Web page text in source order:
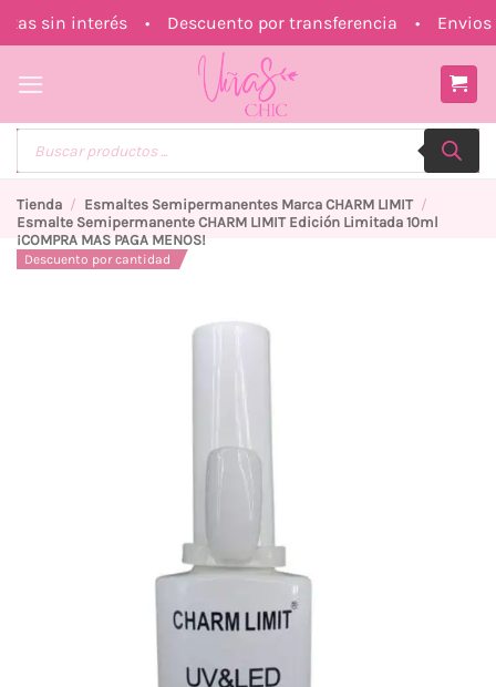
al
sin interés • Descuento por transferencia • Envios
Búsqueda
Tienda / Esmaltes Semipermanentes Marca CHARM LIMIT /
Esmalte Semipermanente CHARM LIMIT Edición Limitada 10ml
¡COMPRA MAS PAGA MENOS!
Descuento por cantidad